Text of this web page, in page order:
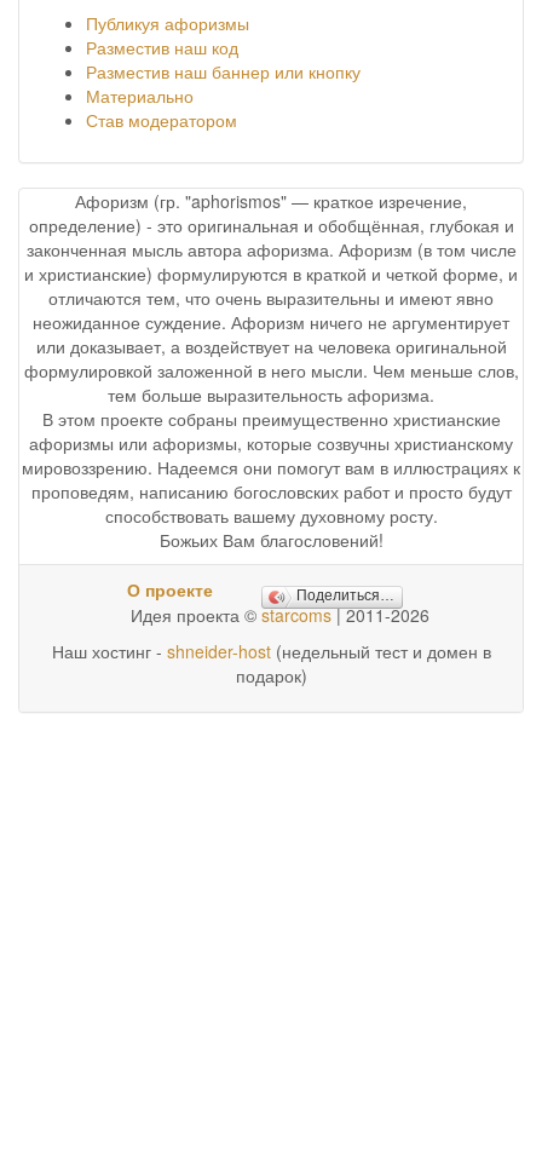
Публикуя афоризмы
Разместив наш код
Разместив наш баннер или кнопку
Материально
Став модератором
Афоризм (гр. "aphorismos" — краткое изречение,
определение) - это оригинальная и обобщённая, глубокая и
законченная мысль автора афоризма. Афоризм (в том числе
и христианские) формулируются в краткой и четкой форме, и
отличаются тем, что очень выразительны и имеют явно
неожиданное суждение. Афоризм ничего не аргументирует
или доказывает, а воздействует на человека оригинальной
формулировкой заложенной в него мысли. Чем меньше слов,
тем больше выразительность афоризма.
В этом проекте собраны преимущественно христианские
афоризмы или афоризмы, которые созвучны христианскому
мировоззрению. Надеемся они помогут вам в иллюстрациях к
проповедям, написанию богословских работ и просто будут
способствовать вашему духовному росту.
Божьих Вам благословений!
О проекте Поделиться…
Идея проекта © starcoms| 2011-2026
Наш хостинг - shneider-host(недельный тест и домен в
подарок)